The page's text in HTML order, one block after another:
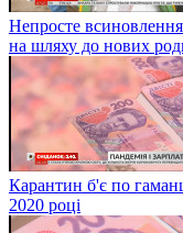
Непросте
на шляху до нових
Карантин б'є по
2020 році